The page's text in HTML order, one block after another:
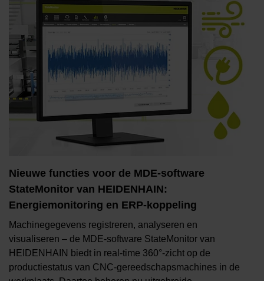
Nieuwe functies voor de MDE-software
StateMonitor van HEIDENHAIN:
Energiemonitoring en ERP-koppeling
Machinegegevens registreren, analyseren en
visualiseren – de MDE-software StateMonitor van
HEIDENHAIN biedt in real-time 360°-zicht op de
productiestatus van CNC-gereedschapsmachines in de